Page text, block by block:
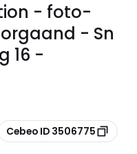
- foto-
- Sn
16 -
Cebeo ID 3506775